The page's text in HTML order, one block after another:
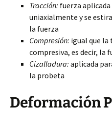
Tracción: fuerza
uniaxialmente y se
la fuerza
Compresión: igual que la
compresiva, es decir, la
Cizalladura: aplicada
la probeta
Deformación